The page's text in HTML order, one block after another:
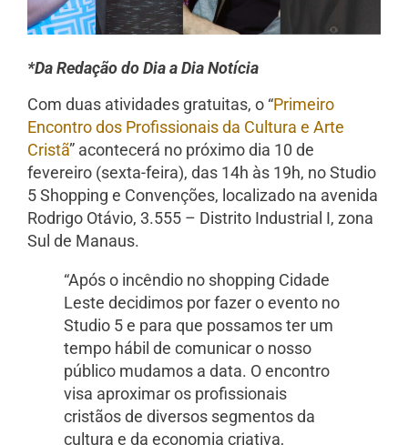
*Da Redação do Dia a Dia Notícia
Com duas atividades gratuitas, o “Primeiro
Encontro dos Profissionais da Cultura e Arte
Cristã” acontecerá no próximo dia 10 de
fevereiro (sexta-feira), das 14h às 19h, no Studio
5 Shopping e Convenções, localizado na avenida
Rodrigo Otávio, 3.555 – Distrito Industrial I, zona
Sul de Manaus.
“Após o incêndio no shopping Cidade
Leste decidimos por fazer o evento no
Studio 5 e para que possamos ter um
tempo hábil de comunicar o nosso
público mudamos a data. O encontro
visa aproximar os profissionais
cristãos de diversos segmentos da
cultura e da economia criativa,